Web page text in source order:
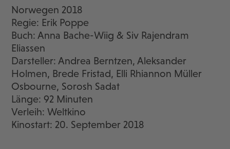
Norwegen 2018
Regie: Erik Poppe
Buch: Anna Bache-Wiig & Siv Rajendram
Eliassen
Darsteller: Andrea Berntzen, Aleksander
Holmen, Brede Fristad, Elli Rhiannon Müller
Osbourne, Sorosh Sadat
Länge: 92 Minuten
Verleih: Weltkino
Kinostart: 20. September 2018